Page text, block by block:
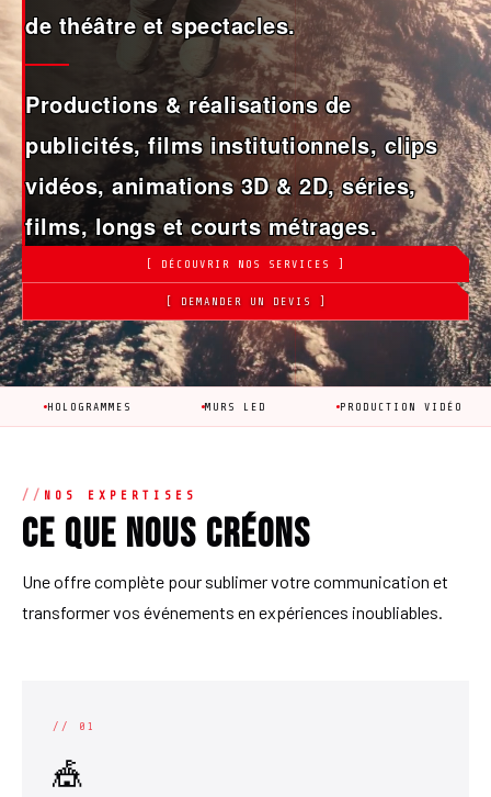
de théâtre et spectacles.
Productions & réalisations de
publicités, films institutionnels, clips
vidéos, animations 3D & 2D, séries,
films, longs et courts métrages.
[ DÉCOUVRIR NOS SERVICES ]
[ DEMANDER UN DEVIS ]
MURS LED PRODUCTION VIDÉO
NOS EXPERTISES
Ce que nous créons
Une offre complète pour sublimer votre communication et
transformer vos événements en expériences inoubliables.
// 01
🎪